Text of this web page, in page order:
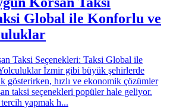
Global ile Konforlu ve
Taksi Seçenekleri: Taksi Global ile
İzmir gibi büyük şehirlerde
gösterirken, hızlı ve ekonomik çözümler
taksi seçenekleri popüler hale geliyor.
yapmak h...